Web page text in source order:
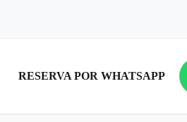
RESERVA POR WHATSAPP